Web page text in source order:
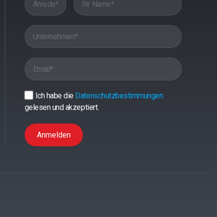
Ich habe die Datenschutzbestimmungen
gelesen und akzeptiert.
Anmelden